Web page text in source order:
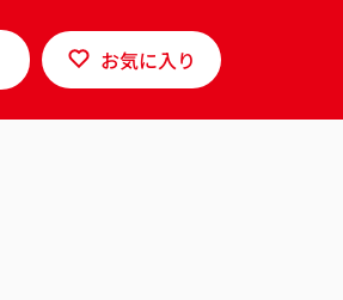
お気に入り